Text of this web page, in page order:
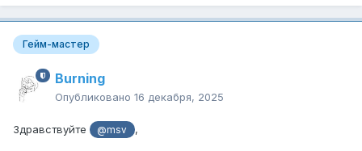
Гейм-мастер
Burning
Опубликовано 16 декабря, 2025
Здравствуйте @msv ,